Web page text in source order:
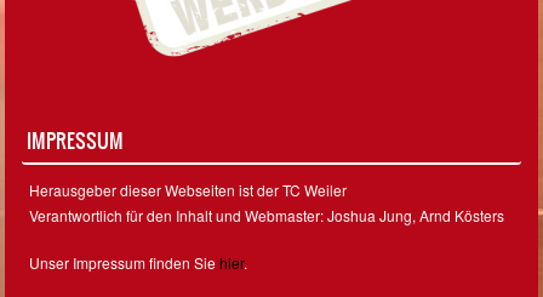
IMPRESSUM
Herausgeber dieser Webseiten ist der TC Weiler
Verantwortlich für den Inhalt und Webmaster: Joshua Jung, Arnd Kösters
Unser Impressum finden Siehier.